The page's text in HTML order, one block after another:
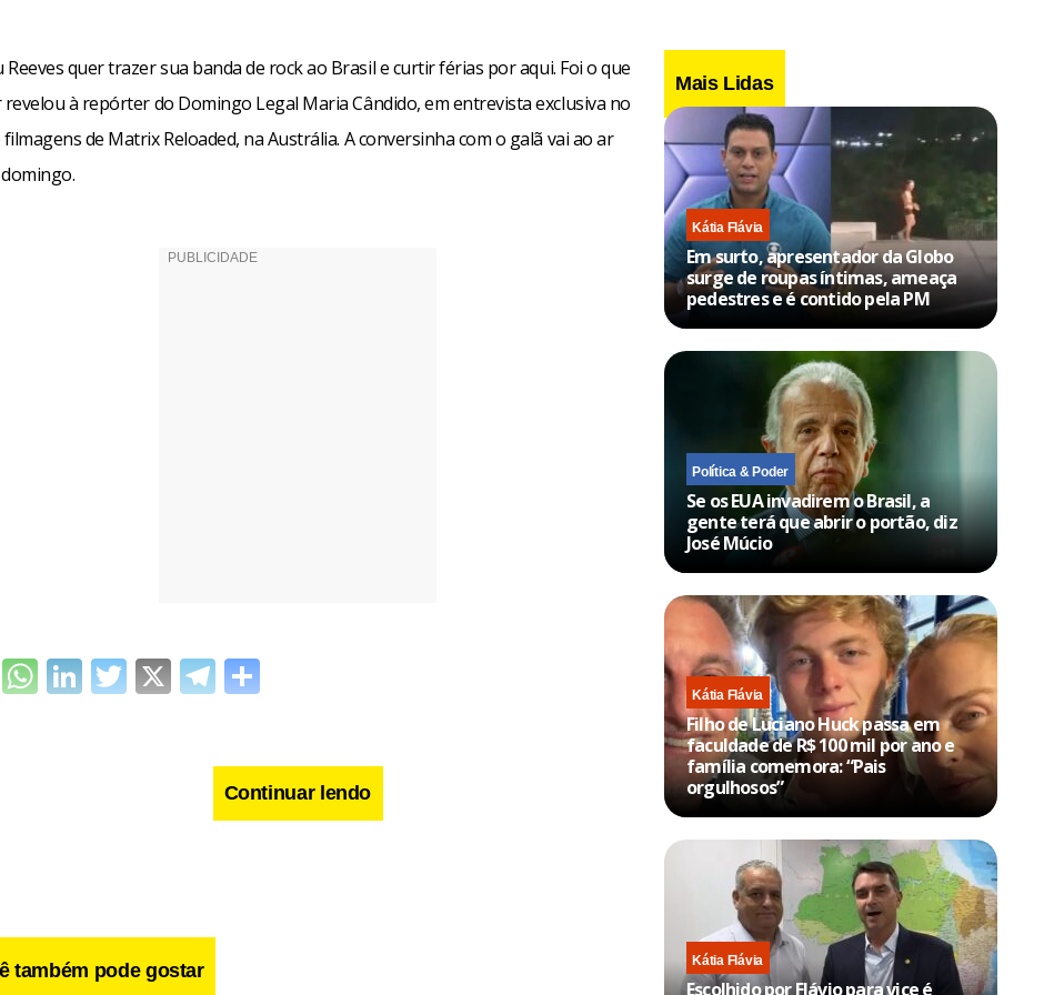
Reeves quer trazer sua banda de rock ao Brasil e curtir férias por aqui. Foi o que
à repórter do Domingo Legal Maria Cândido, em entrevista exclusiva no
filmagens de Matrix Reloaded, na Austrália. A conversinha com o galã vai ao ar
Facebook
WhatsApp
LinkedIn
Twitter
X Telegram
Continuar lendo
também pode gostar
Mais Lidas
Kátia Flávia
Em surto, apresentador da Globo
surge de roupas íntimas, ameaça
pedestres e é contido pela PM
Política & Poder
Se os EUA invadirem o Brasil, a
gente terá que abrir o portão, diz
José Múcio
Kátia Flávia
Filho de Luciano Huck passa em
faculdade de R$ 100 mil por ano e
família comemora: “Pais
orgulhosos”
Kátia Flávia
Escolhido por Flávio para vice é